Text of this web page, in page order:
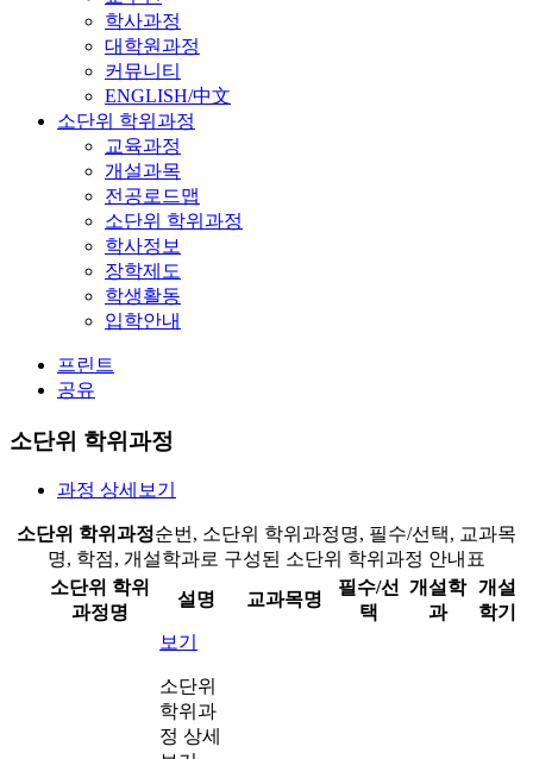
학사과정
대학원과정
커뮤니티
ENGLISH/中文
소단위 학위과정
교육과정
개설과목
전공로드맵
소단위 학위과정
학사정보
장학제도
학생활동
입학안내
프린트
공유
소단위 학위과정
과정 상세보기
소단위 학위과정순번, 소단위 학위과정명, 필수/선택, 교과목
명, 학점, 개설학과로 구성된 소단위 학위과정 안내표
소단위 학위
과정명
설명 교과목명
필수/선
택
개설학
과
개설
학기
보기
소단위
학위과
정 상세